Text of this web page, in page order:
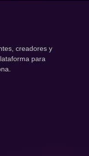
creadores y
para